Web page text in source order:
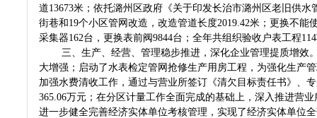
道13673米；依托潞州区政府《关于印发长治市潞州区老旧供
街巷和19个小区管网改造，改造管道长度2019.42米；更换不
采集器162台，更换表前阀9844台；全年共组织验收户表工程
三、生产、经营、管理稳步推进，深化企业管理提质增效
大增强；启动了水表检定管网抢修生产用房工程，为强化生产
加强水费清收工作，通过与营业所签订《清欠目标责任书》、
365.06万元；在分区计量工作全面完成的基础上，深入推进营
进一步健全完善经济实体单位考核管理，实现了经济实体单位